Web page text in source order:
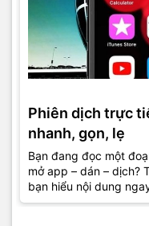
Phiên dịch trực
nhanh, gọn, lẹ
Bạn đang đọc một
mở app – dán – dịch?
bạn hiểu nội dung